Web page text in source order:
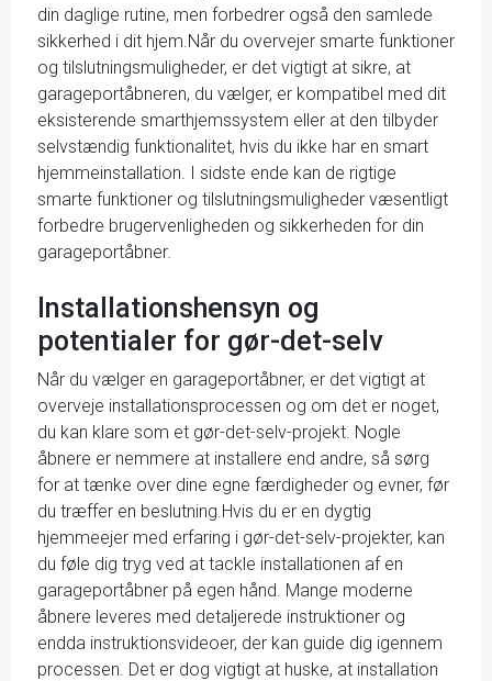
din daglige rutine, men forbedrer også den samlede
sikkerhed i dit hjem.Når du overvejer smarte funktioner
og tilslutningsmuligheder, er det vigtigt at sikre, at
garageportåbneren, du vælger, er kompatibel med dit
eksisterende smarthjemssystem eller at den tilbyder
selvstændig funktionalitet, hvis du ikke har en smart
hjemmeinstallation. I sidste ende kan de rigtige
smarte funktioner og tilslutningsmuligheder væsentligt
forbedre brugervenligheden og sikkerheden for din
garageportåbner.
Installationshensyn og
potentialer for gør-det-selv
Når du vælger en garageportåbner, er det vigtigt at
overveje installationsprocessen og om det er noget,
du kan klare som et gør-det-selv-projekt. Nogle
åbnere er nemmere at installere end andre, så sørg
for at tænke over dine egne færdigheder og evner, før
du træffer en beslutning.Hvis du er en dygtig
hjemmeejer med erfaring i gør-det-selv-projekter, kan
du føle dig tryg ved at tackle installationen af en
garageportåbner på egen hånd. Mange moderne
åbnere leveres med detaljerede instruktioner og
endda instruktionsvideoer, der kan guide dig igennem
processen. Det er dog vigtigt at huske, at installation